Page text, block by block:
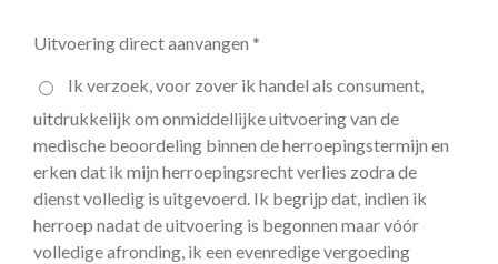
Uitvoering direct aanvangen *
Ik verzoek, voor zover ik handel als consument,
uitdrukkelijk om onmiddellijke uitvoering van de
medische beoordeling binnen de herroepingstermijn en
erken dat ik mijn herroepingsrecht verlies zodra de
dienst volledig is uitgevoerd. Ik begrijp dat, indien ik
herroep nadat de uitvoering is begonnen maar vóór
volledige afronding, ik een evenredige vergoeding